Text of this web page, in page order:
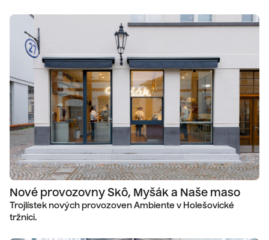
Nové provozovny Skô, Myšák a Naše maso
Trojlístek nových provozoven Ambiente v Holešovické
tržnici.